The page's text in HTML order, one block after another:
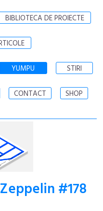
BIBLIOTECA DE PROIECTE
YUMPU STIRI
CONTACT SHOP
#178